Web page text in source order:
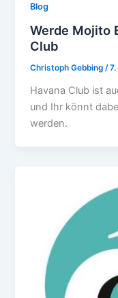
Blog
Werde Mojito
Club
Christoph Gebbing/
Havana Club ist
und Ihr könnt
werden.